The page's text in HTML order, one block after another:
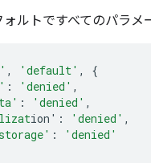
ォルトですべてのパラ
, 'default' ,
{
: 'denied' ,
: 'denied' ,
ion' : 'denied' ,
:
'denied'